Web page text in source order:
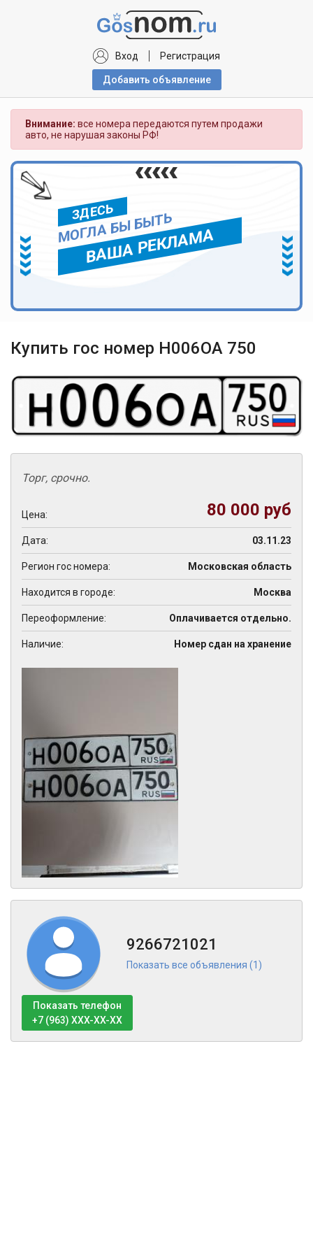
Вход Регистрация
Добавить объявлениe
Внимание: все номера передаются путем продажи
авто, не нарушая законы РФ!
ЗДЕСЬ
МОГЛА БЫ БЫТЬ
ВАША РЕКЛАМА
Купить гос номер Н006ОА 750
Торг, срочно.
Цена: 80 000 руб
Дата: 03.11.23
Регион гос номера: Московская область
Находится в городе: Москва
Переоформление: Оплачивается отдельно.
Наличие: Номер сдан на хранение
9266721021
Показать все объявления (1)
Показать телефон
+7 (963) XXX-XX-XX